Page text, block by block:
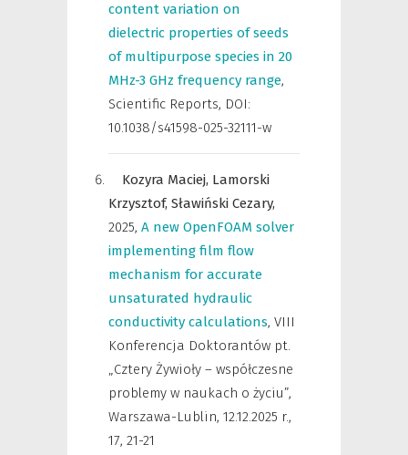
content variation on
dielectric properties of seeds
of multipurpose species in 20
MHz-3 GHz frequency range,
Scientific Reports, DOI:
10.1038/s41598-025-32111-w
Kozyra Maciej, Lamorski
Krzysztof, Sławiński Cezary,
2025, A new OpenFOAM solver
implementing film flow
mechanism for accurate
unsaturated hydraulic
conductivity calculations, VIII
Konferencja Doktorantów pt.
„Cztery Żywioły – współczesne
problemy w naukach o życiu”,
Warszawa-Lublin, 12.12.2025 r.,
17, 21-21